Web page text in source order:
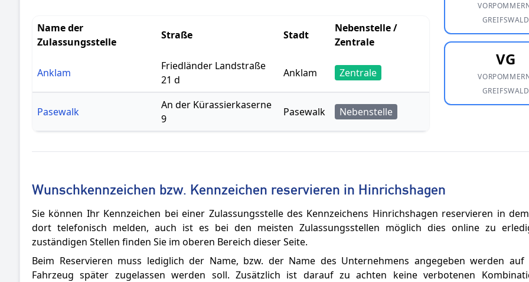
Name der
Zulassungsstelle
Straße Stadt
Nebenstelle /
Zentrale
Anklam
Friedländer Landstraße
21 d
Anklam Zentrale
Pasewalk
An der Kürassierkaserne
9
Pasewalk Nebenstelle
GREIFSWALD
VG
GREIFSWALD
Wunschkennzeichen bzw. Kennzeichen reservieren in Hinrichshagen
Sie können Ihr Kennzeichen bei einer Zulassungsstelle des Kennzeichens Hinrichshagen reservieren in
dort telefonisch melden, auch ist es bei den meisten Zulassungsstellen möglich dies online zu
zuständigen Stellen finden Sie im oberen Bereich dieser Seite.
Beim Reservieren muss lediglich der Name, bzw. der Name des Unternehmens angegeben werden auf
Fahrzeug später zugelassen werden soll. Zusätzlich ist darauf zu achten keine verbotenen